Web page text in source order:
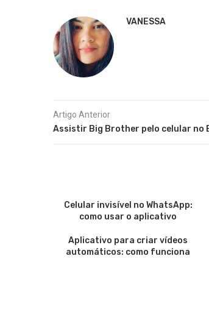
VANESSA
Artigo Anterior
Assistir Big Brother pelo celular no
Celular invisível no WhatsApp:
como usar o aplicativo
Aplicativo para criar vídeos
automáticos: como funciona